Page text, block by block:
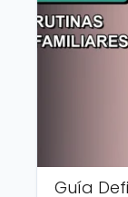
Guía